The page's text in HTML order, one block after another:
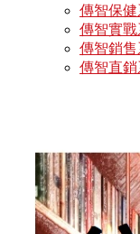
傳智保健
傳智實戰
傳智銷售
傳智直銷